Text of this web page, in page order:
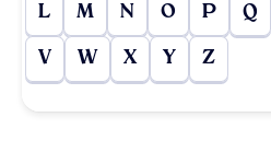
L M N O P Q
V W X Y Z